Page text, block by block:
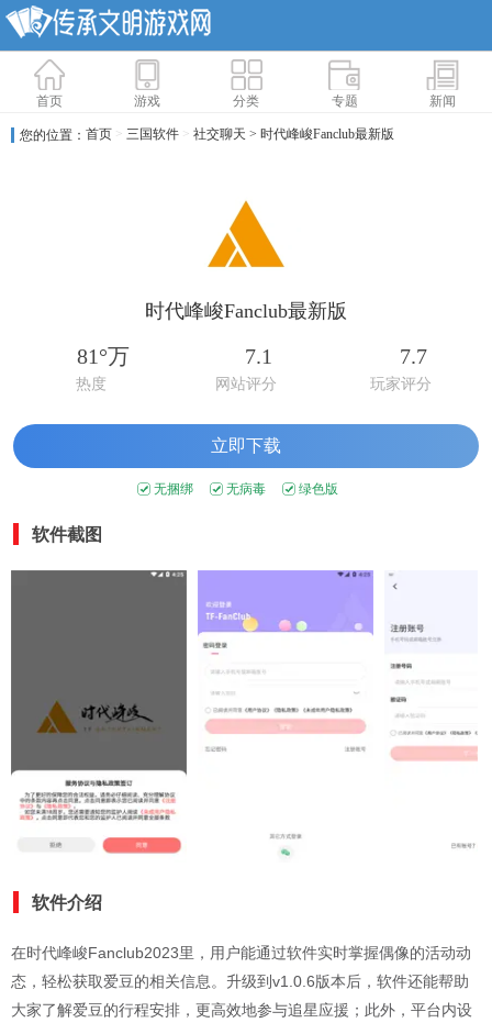
首页 游戏 分类 专题 新闻
您的位置： 首页 > 三国软件 > 社交聊天 > 时代峰峻Fanclub最新版
时代峰峻Fanclub最新版
81°万
热度
7.1
网站评分
7.7
玩家评分
立即下载
无捆绑 无病毒 绿色版
软件截图
软件介绍
在时代峰峻Fanclub2023里，用户能通过软件实时掌握偶像的活动动
态，轻松获取爱豆的相关信息。升级到v1.0.6版本后，软件还能帮助
大家了解爱豆的行程安排，更高效地参与追星应援；此外，平台内设